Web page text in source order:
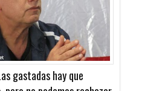
gastadas hay que